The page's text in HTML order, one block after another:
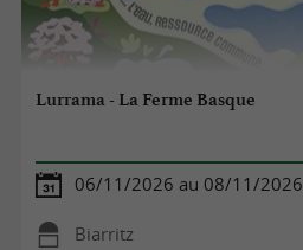
Lurrama - La Ferme Basque
06/11/2026 au 08/11/2026
Biarritz